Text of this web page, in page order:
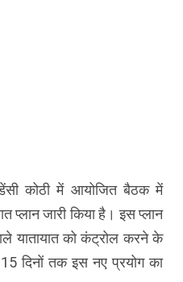
कोठी में आयोजित बैठक में
प्लान जारी किया है। इस प्लान
यातायात को कंट्रोल करने के
दिनों तक इस नए प्रयोग का